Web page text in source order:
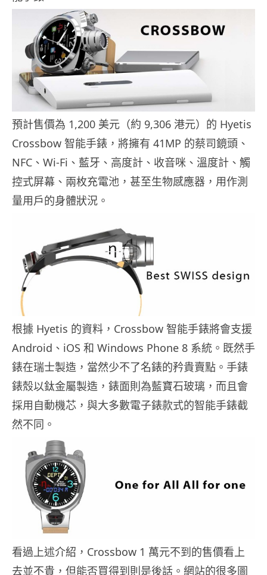
預計售價為 1,200 美元（約 9,306 港元）的 Hyetis
Crossbow 智能手錶，將擁有 41MP 的蔡司鏡頭、
NFC、Wi-Fi、藍牙、高度計、收音咪、溫度計、觸
控式屏幕、兩枚充電池，甚至生物感應器，用作測
量用戶的身體狀況。
根據 Hyetis 的資料，Crossbow 智能手錶將會支援
Android、iOS 和 Windows Phone 8 系統。既然手
錶在瑞士製造，當然少不了名錶的矜貴賣點。手錶
錶殼以鈦金屬製造，錶面則為藍寶石玻璃，而且會
採用自動機芯，與大多數電子錶款式的智能手錶截
然不同。
看過上述介紹，Crossbow 1 萬元不到的售價看上
去並不貴，但能否買得到則是後話。網站的很多圖